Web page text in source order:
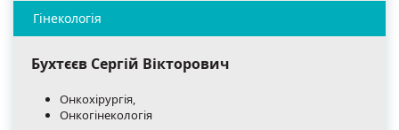
Бухтєєв Сергій Вікторович
Онкохірургія,
Онкогінекологія